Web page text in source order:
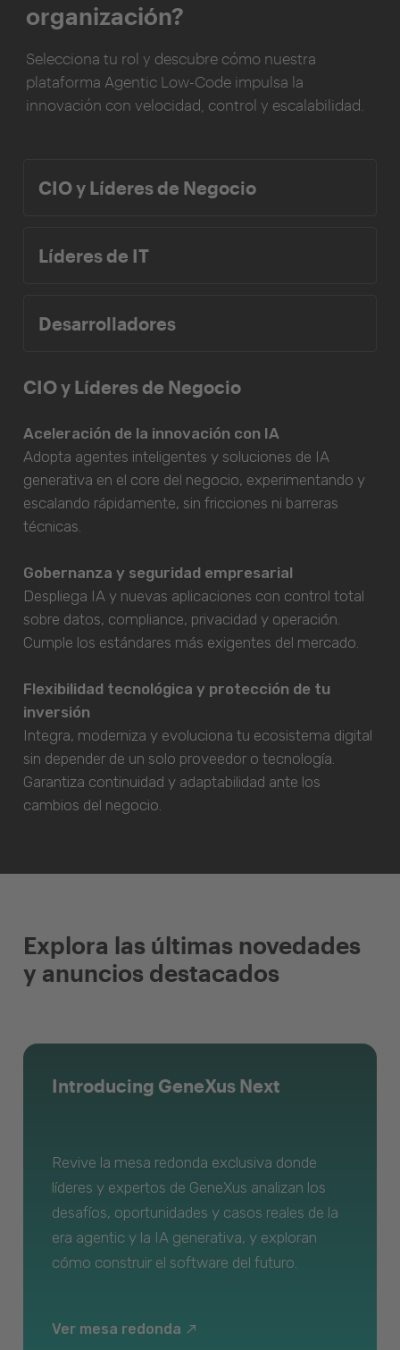
organización?
Selecciona tu rol y descubre cómo nuestra
plataforma Agentic Low-Code impulsa la
innovación con velocidad, control y escalabilidad.
CIO y Líderes de Negocio
Líderes de IT
Desarrolladores
CIO y Líderes de Negocio
Aceleración de la innovación con IA
Adopta agentes inteligentes y soluciones de IA
generativa en el core del negocio, experimentando y
escalando rápidamente, sin fricciones ni barreras
técnicas.
Gobernanza y seguridad empresarial
Despliega IA y nuevas aplicaciones con control total
sobre datos, compliance, privacidad y operación.
Cumple los estándares más exigentes del mercado.
Flexibilidad tecnológica y protección de tu
inversión
Integra, moderniza y evoluciona tu ecosistema digital
sin depender de un solo proveedor o tecnología.
Garantiza continuidad y adaptabilidad ante los
cambios del negocio.
Explora las últimas novedades
y anuncios destacados
Introducing GeneXus Next
Revive la mesa redonda exclusiva donde
líderes y expertos de GeneXus analizan los
desafíos, oportunidades y casos reales de la
era agentic y la IA generativa, y exploran
cómo construir el software del futuro.
Ver mesa redonda